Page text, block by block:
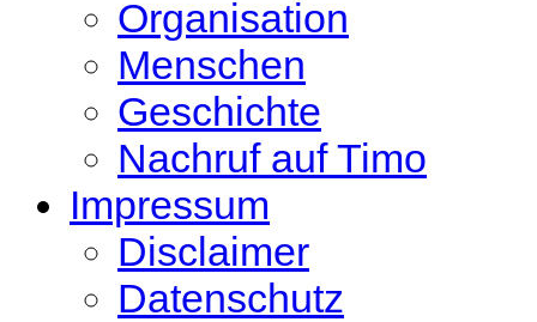
Organisation
Menschen
Geschichte
Nachruf auf Timo
Impressum
Disclaimer
Datenschutz